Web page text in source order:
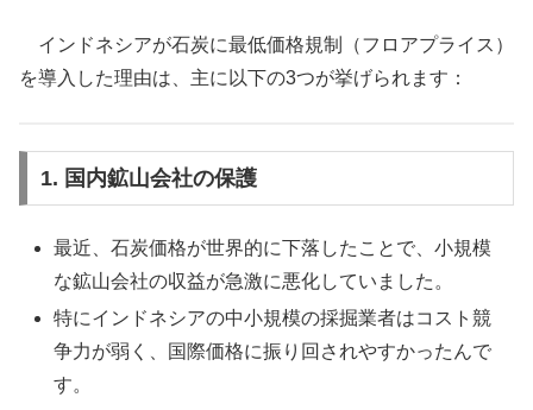
インドネシアが石炭に最低価格規制（フロアプライス）
を導入した理由は、主に以下の3つが挙げられます：
1. 国内鉱山会社の保護
最近、石炭価格が世界的に下落したことで、小規模
な鉱山会社の収益が急激に悪化していました。
特にインドネシアの中小規模の採掘業者はコスト競
争力が弱く、国際価格に振り回されやすかったんで
す。